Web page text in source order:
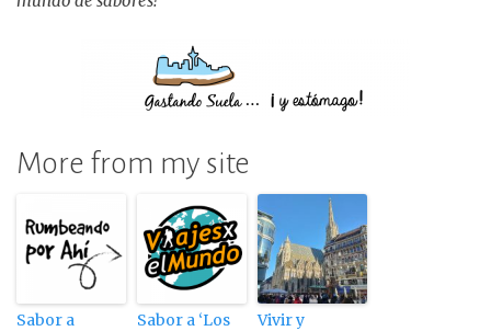
More from my site
Sabor a
Sabor a ‘Los
Vivir y